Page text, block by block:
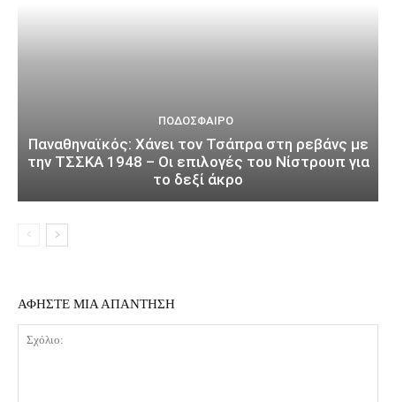
ΠΟΔΌΣΦΑΙΡΟ
Παναθηναϊκός: Χάνει τον Τσάπρα στη ρεβάνς με
την ΤΣΣΚΑ 1948 – Οι επιλογές του Νίστρουπ για
το δεξί άκρο
ΑΦΗΣΤΕ ΜΙΑ ΑΠΑΝΤΗΣΗ